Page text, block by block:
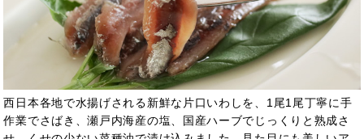
西日本各地で水揚げされる新鮮な片口いわしを、1尾1尾丁寧に手
作業でさばき、瀬戸内海産の塩、国産ハーブでじっくりと熟成さ